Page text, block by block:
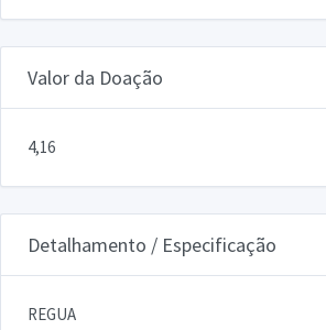
Valor da Doação
4,16
Detalhamento / Especificação
REGUA